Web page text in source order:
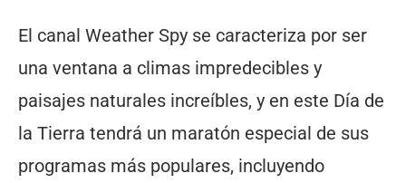
El canal Weather Spy se caracteriza por ser
una ventana a climas impredecibles y
paisajes naturales increíbles, y en este Día de
la Tierra tendrá un maratón especial de sus
programas más populares, incluyendo